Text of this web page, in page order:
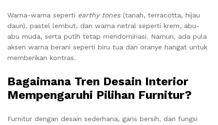
Warna-warna seperti earthy tones(tanah, terracotta, hijau
daun), pastel lembut, dan warna netral seperti krem, abu-
abu muda, serta putih tetap mendominasi. Namun, ada pula
aksen warna berani seperti biru tua dan oranye hangat untuk
memberikan kontras.
Bagaimana Tren Desain Interior
Mempengaruhi Pilihan Furnitur?
Furnitur dengan desain sederhana, garis bersih, dan fungsi